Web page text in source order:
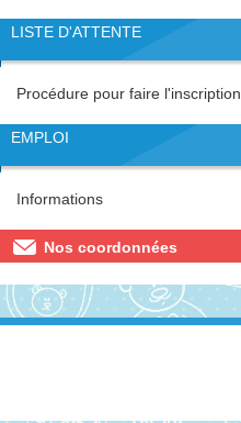
LISTE D'ATTENTE
Procédure pour faire l'inscription
EMPLOI
Informations
Nos coordonnées